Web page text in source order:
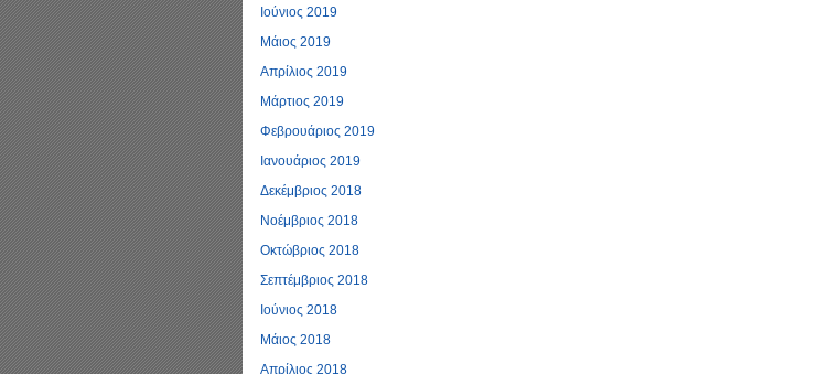
Ιούνιος 2019
Μάιος 2019
Απρίλιος 2019
Μάρτιος 2019
Φεβρουάριος 2019
Ιανουάριος 2019
Δεκέμβριος 2018
Νοέμβριος 2018
Οκτώβριος 2018
Σεπτέμβριος 2018
Ιούνιος 2018
Μάιος 2018
Απρίλιος 2018